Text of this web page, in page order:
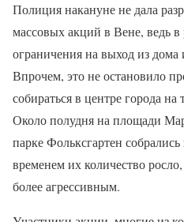
Полиция накануне не дала
массовых акций в Вене, ведь
ограничения на выход из дома
Впрочем, это не остановило
собираться в центре города
Около полудня на площади
парке Фольксгартен
временем их количество
более агрессивным.